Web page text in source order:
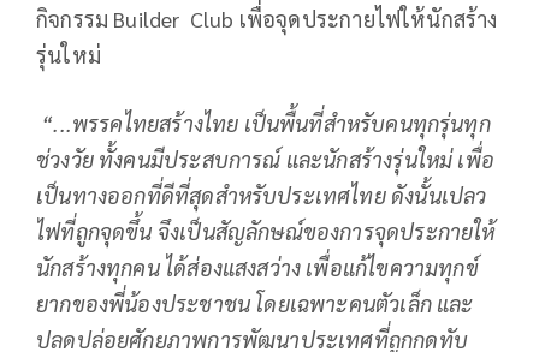
กิจกรรม Builder Club เพื่อจุดประกายไฟให้นักสร้าง
รุ่นใหม่
“...พรรคไทยสร้างไทย เป็นพื้นที่สำหรับคนทุกรุ่นทุก
ช่วงวัย ทั้งคนมีประสบการณ์ และนักสร้างรุ่นใหม่ เพื่อ
เป็นทางออกที่ดีที่สุดสำหรับประเทศไทย ดังนั้นเปลว
ไฟที่ถูกจุดขึ้น จึงเป็นสัญลักษณ์ของการจุดประกายให้
นักสร้างทุกคน ได้ส่องแสงสว่าง เพื่อแก้ไขความทุกข์
ยากของพี่น้องประชาชน โดยเฉพาะคนตัวเล็ก และ
ปลดปล่อยศักยภาพการพัฒนาประเทศที่ถูกกดทับ